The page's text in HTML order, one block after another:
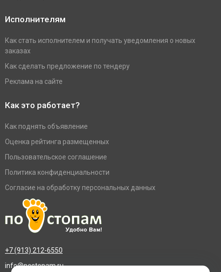
Исполнителям
Как стать исполнителем и получать уведомления о новых
заказах
Как сделать предложение по тендеру
Реклама на сайте
Как это работает?
Как поднять объявление
Оценка рейтинга размещенных
Пользовательское соглашение
Политика конфиденциальности
Согласие на обработку персональных данных
+7 (913) 212-6550
info@postopam.ru